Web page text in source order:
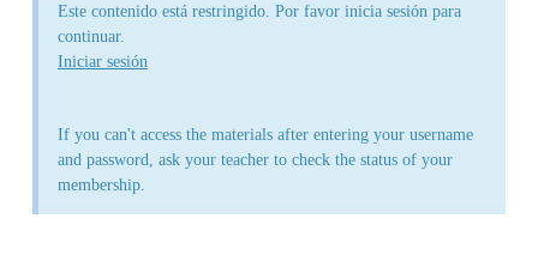
Este contenido está restringido. Por favor inicia sesión para
continuar.
Iniciar sesión
If you can't access the materials after entering your username
and password, ask your teacher to check the status of your
membership.